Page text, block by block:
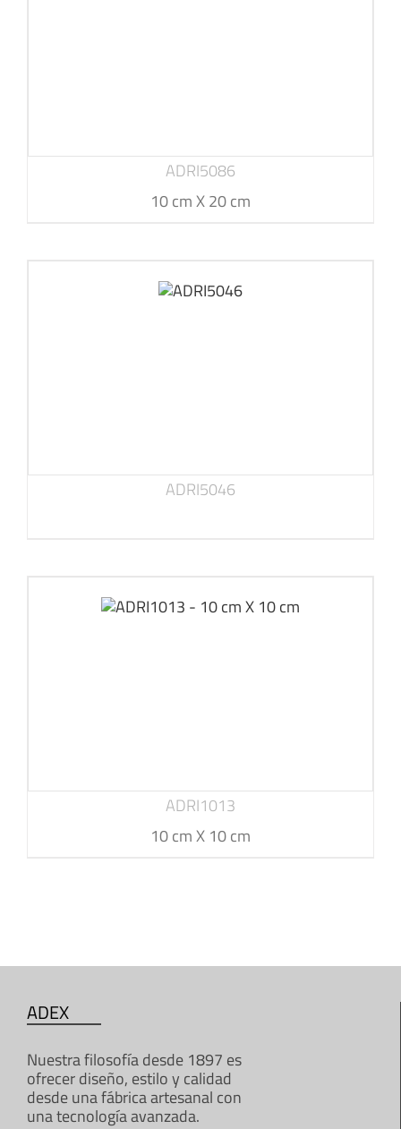
ADRI5086
10 cm X 20 cm
ADRI5046
ADRI1013
10 cm X 10 cm
ADEX
Nuestra filosofía desde 1897 es
ofrecer diseño, estilo y calidad
desde una fábrica artesanal con
una tecnología avanzada.